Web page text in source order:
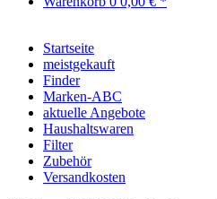
Startseite
meistgekauft
Finder
Marken-ABC
aktuelle Angebote
Haushaltswaren
Filter
Zubehör
Versandkosten